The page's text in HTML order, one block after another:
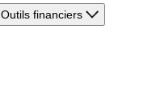
Outils financiers